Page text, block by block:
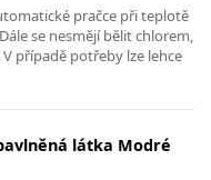
pračce při teplotě
se nesmějí bělit chlorem,
případě potřeby lze lehce
látka Modré